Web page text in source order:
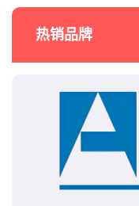
热销品牌